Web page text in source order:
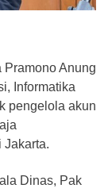
Pramono Anung
Informatika
pengelola akun
Jakarta.
Dinas, Pak